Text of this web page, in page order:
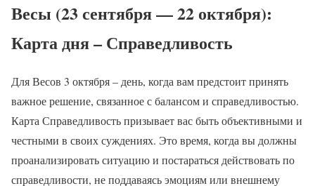
Весы (23 сентября — 22 октября):
Карта дня – Справедливость
Для Весов 3 октября – день, когда вам предстоит принять
важное решение, связанное с балансом и справедливостью.
Карта Справедливость призывает вас быть объективными и
честными в своих суждениях. Это время, когда вы должны
проанализировать ситуацию и постараться действовать по
справедливости, не поддаваясь эмоциям или внешнему